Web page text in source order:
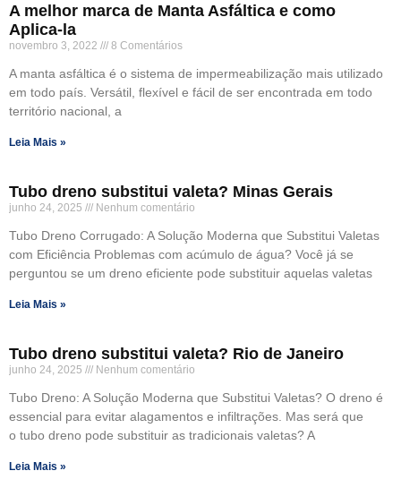
A melhor marca de Manta Asfáltica e como
Aplica-la
novembro 3, 2022 8 Comentários
A manta asfáltica é o sistema de impermeabilização mais utilizado
em todo país. Versátil, flexível e fácil de ser encontrada em todo
território nacional, a
Leia Mais »
Tubo dreno substitui valeta? Minas Gerais
junho 24, 2025 Nenhum comentário
Tubo Dreno Corrugado: A Solução Moderna que Substitui Valetas
com Eficiência Problemas com acúmulo de água? Você já se
perguntou se um dreno eficiente pode substituir aquelas valetas
Leia Mais »
Tubo dreno substitui valeta? Rio de Janeiro
junho 24, 2025 Nenhum comentário
Tubo Dreno: A Solução Moderna que Substitui Valetas? O dreno é
essencial para evitar alagamentos e infiltrações. Mas será que
o tubo dreno pode substituir as tradicionais valetas? A
Leia Mais »